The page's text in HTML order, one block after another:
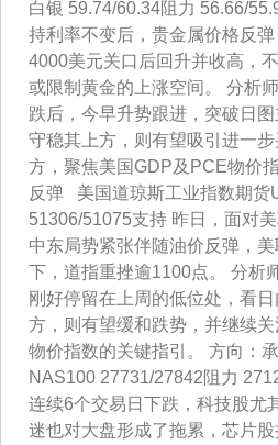
白银 59.74/60.34阻力 56.66/
持利率不变后，贵金属价格反
4000美元关口后回升并收高，
或限制黄金的上涨空间。 分析
跌后，今早升势跟进，突破日
守稳其上方，则有望吸引进一
方，聚焦美国GDP及PCE物价
反弹 美国道琼斯工业指数期货
51306/51075支持 昨日，面对
中东局势紧张伴随油价反弹，
下，道指重挫逾1100点。 分析
刚好停留在上周的低位处，看
方，则有望缓和跌势，并继续
物价指数的关键指引。 方向：
NAS100 27731/27842阻力
连续6个交易日下跌，科技股尤
迷也对大盘形成了拖累，芯片